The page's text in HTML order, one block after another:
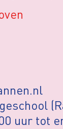
uur tot